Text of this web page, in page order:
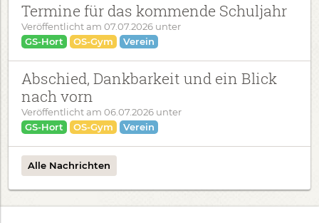
Termine für das kommende Schuljahr
Veröffentlicht am 07.07.2026 unter
GS-Hort
OS-Gym Verein
Abschied, Dankbarkeit und ein Blick
nach vorn
Veröffentlicht am 06.07.2026 unter
GS-Hort
OS-Gym Verein
Alle Nachrichten